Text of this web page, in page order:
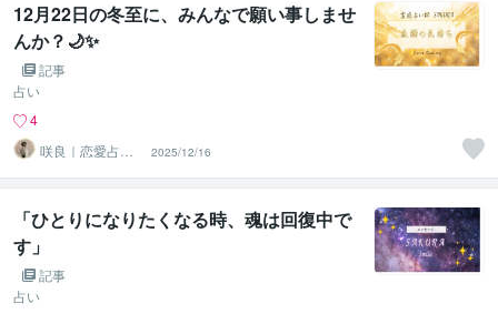
12月22日の冬至に、みんなで願い事しませ
んか？🌙✨
記事
占い
4
咲良｜恋愛占い
心導師
2025/12/16
「ひとりになりたくなる時、魂は回復中で
す」
記事
占い